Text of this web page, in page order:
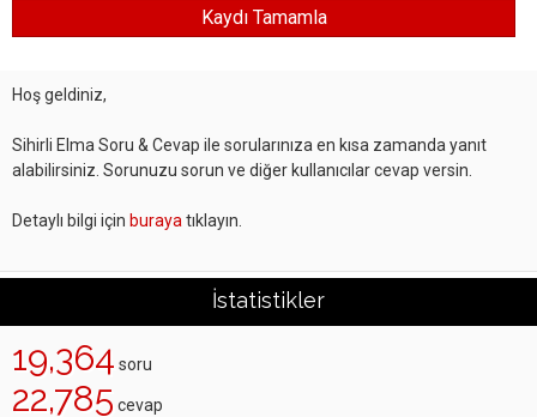
Hoş geldiniz,
Sihirli Elma Soru & Cevap ile sorularınıza en kısa zamanda yanıt
alabilirsiniz. Sorunuzu sorun ve diğer kullanıcılar cevap versin.
Detaylı bilgi için buraya tıklayın.
İstatistikler
19,364 soru
22,785 cevap